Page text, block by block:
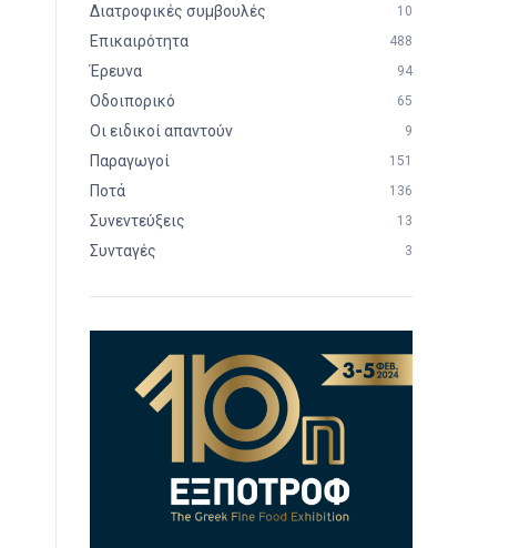
Διατροφικές συμβουλές 10
Επικαιρότητα 488
Έρευνα 94
Οδοιπορικό 65
Οι ειδικοί απαντούν 9
Παραγωγοί 151
Ποτά 136
Συνεντεύξεις 13
Συνταγές 3